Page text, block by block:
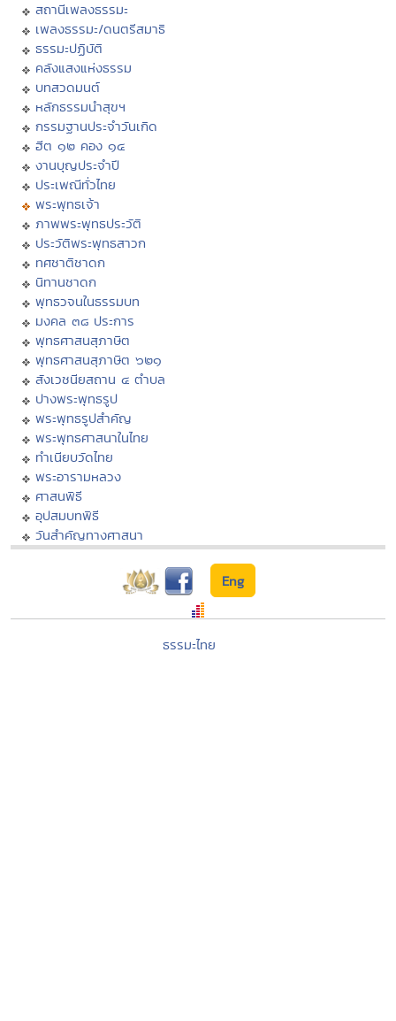
สถานีเพลงธรรมะ
เพลงธรรมะ/ดนตรีสมาธิ
ธรรมะปฏิบัติ
คลังแสงแห่งธรรม
บทสวดมนต์
หลักธรรมนำสุขฯ
กรรมฐานประจำวันเกิด
ฮีต ๑๒ คอง ๑๔
งานบุญประจำปี
ประเพณีทั่วไทย
พระพุทธเจ้า
ภาพพระพุทธประวัติ
ประวัติพระพุทธสาวก
ทศชาติชาดก
นิทานชาดก
พุทธวจนในธรรมบท
มงคล ๓๘ ประการ
พุทธศาสนสุภาษิต
พุทธศาสนสุภาษิต ๖๒๑
สังเวชนียสถาน ๔ ตำบล
ปางพระพุทธรูป
พระพุทธรูปสำคัญ
พระพุทธศาสนาในไทย
ทำเนียบวัดไทย
พระอารามหลวง
ศาสนพิธี
อุปสมบทพิธี
วันสำคัญทางศาสนา
Eng
ธรรมะไทย